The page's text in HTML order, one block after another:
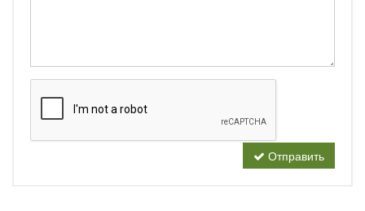
Отправить